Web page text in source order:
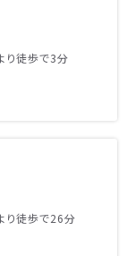
り徒歩で3分
り徒歩で26分